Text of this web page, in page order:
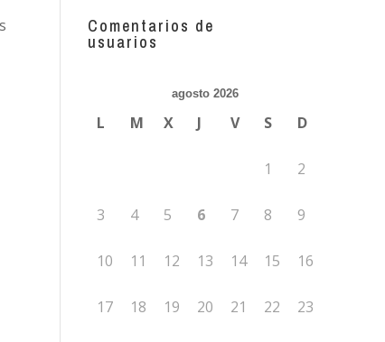
guías
Comentarios de
usuarios
agosto 2026
L M X J V S D
1 2
3 4 5 6 7 8 9
10 11 12 13 14 15 16
17 18 19 20 21 22 23